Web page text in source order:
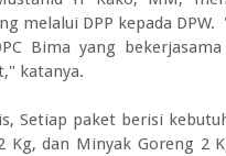
melalui DPP kepada DPW.
Bima yang
katanya.
Setiap paket berisi
Kg, dan Minyak Goreng 2